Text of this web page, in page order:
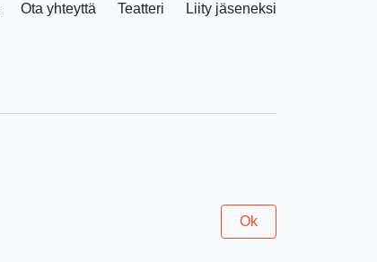
Ok
Ota yhteyttä Teatteri Liity jäseneksi